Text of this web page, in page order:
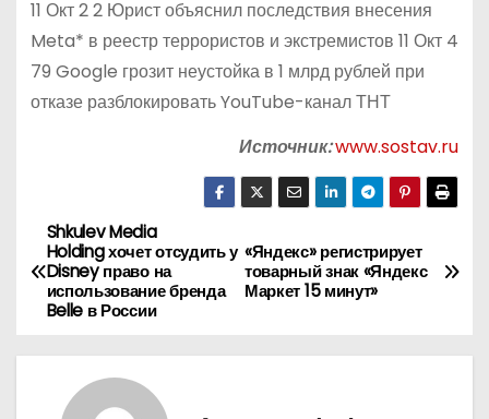
11 Окт 2 2 Юрист объяснил последствия внесения
Meta* в реестр террористов и экстремистов 11 Окт 4
79 Google грозит неустойка в 1 млрд рублей при
отказе разблокировать YouTube-канал ТНТ
Источник:www.sostav.ru
Н
а
«Яндекс» регистрирует
товарный знак «Яндекс
Маркет 15 минут»
Shkulev Media
Holding хочет отсудить у
Disney право на
использование бренда
Belle в России